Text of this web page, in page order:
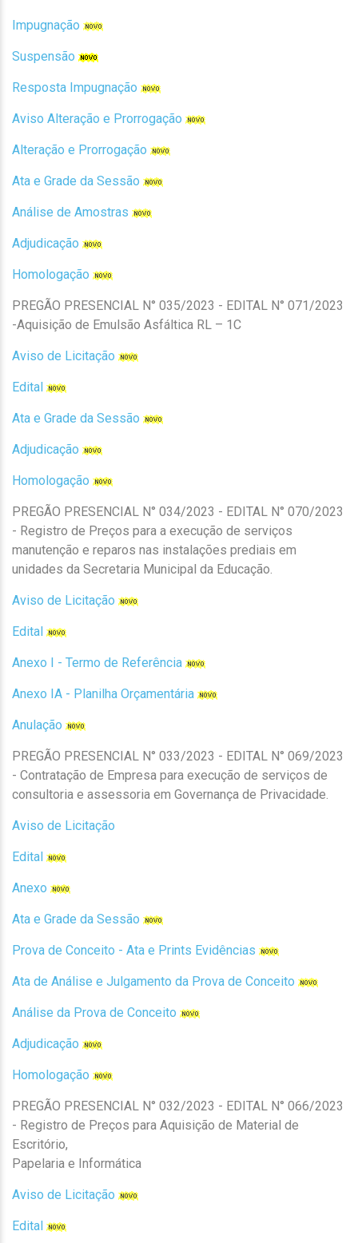
Impugnação
Suspensão
Resposta Impugnação
Aviso Alteração e Prorrogação
Alteração e Prorrogação
Ata e Grade da Sessão
Análise de Amostras
Adjudicação
Homologação
PREGÃO PRESENCIAL N° 035/2023 - EDITAL N° 071/2023
-Aquisição de Emulsão Asfáltica RL – 1C
Aviso de Licitação
Edital
Ata e Grade da Sessão
Adjudicação
Homologação
PREGÃO PRESENCIAL N° 034/2023 - EDITAL N° 070/2023
- Registro de Preços para a execução de serviços
manutenção e reparos nas instalações prediais em
unidades da Secretaria Municipal da Educação.
Aviso de Licitação
Edital
Anexo I - Termo de Referência
Anexo IA - Planilha Orçamentária
Anulação
PREGÃO PRESENCIAL N° 033/2023 - EDITAL N° 069/2023
- Contratação de Empresa para execução de serviços de
consultoria e assessoria em Governança de Privacidade.
Aviso de Licitação
Edital
Anexo
Ata e Grade da Sessão
Prova de Conceito - Ata e Prints Evidências
Ata de Análise e Julgamento da Prova de Conceito
Análise da Prova de Conceito
Adjudicação
Homologação
PREGÃO PRESENCIAL N° 032/2023 - EDITAL N° 066/2023
- Registro de Preços para Aquisição de Material de
Escritório,
Papelaria e Informática
Aviso de Licitação
Edital